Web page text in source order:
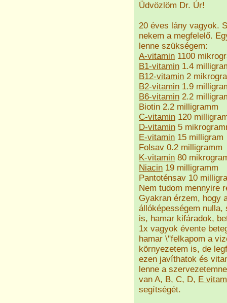
Üdvözlöm Dr. Úr!
20 éves lány vagyok.
nekem a megfelelő.
lenne szükségem:
A-vitamin 1100
B1-vitamin 1.4
B12-vitamin 2
B2-vitamin 1.9
B6-vitamin 2.2
Biotin 2.2 milligramm
C-vitamin 120
D-vitamin 5
E-vitamin 15 milligram
Folsav 0.2 milligramm
K-vitamin 80
Niacin 19 milligramm
Pantoténsav 10
Nem tudom mennyire
Gyakran érzem, hogy
állóképességem
is, hamar kifáradok,
1x vagyok évente
hamar \"felkapom a
környezetem is, de
ezen javíthatok és
lenne a
van A, B, C, D, E
segítségét.